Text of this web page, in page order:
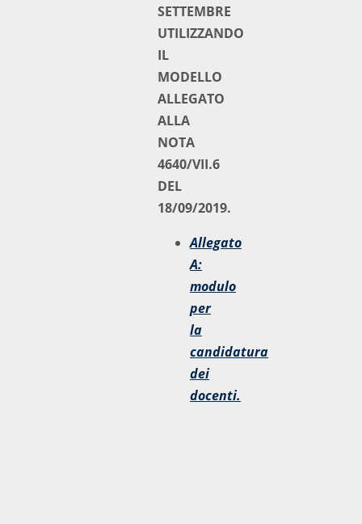
SETTEMBRE
UTILIZZANDO
IL
MODELLO
ALLEGATO
ALLA
NOTA
4640/VII.6
DEL
18/09/2019.
Allegato
A:
modulo
per
la
candidatura
dei
docenti.